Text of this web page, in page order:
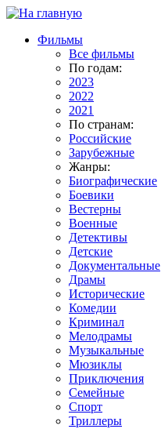
Фильмы
Все фильмы
По годам:
2023
2022
2021
По странам:
Российские
Зарубежные
Жанры:
Биографические
Боевики
Вестерны
Военные
Детективы
Детские
Документальные
Драмы
Исторические
Комедии
Криминал
Мелодрамы
Музыкальные
Мюзиклы
Приключения
Семейные
Спорт
Триллеры